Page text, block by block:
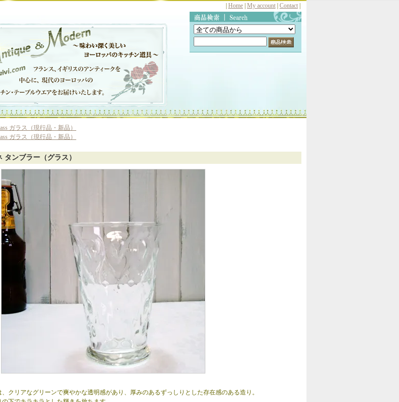
Home My account Contact
ガラス（現行品・新品）
ガラス（現行品・新品）
タンブラー（グラス）
、クリアなグリーンで爽やかな透明感があり、厚みのあるずっしりとした存在感のある造り。